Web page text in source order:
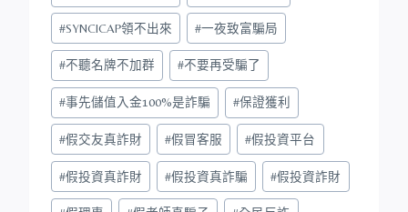
#SYNCICAP領不出來 #一夜致富騙局
#不聽名牌不加群 #不要再受騙了
#事先儲值入金100%是詐騙 #保證獲利
#假交友真詐財 #假冒客服 #假投資平台
#假投資真詐財 #假投資真詐騙 #假投資詐財